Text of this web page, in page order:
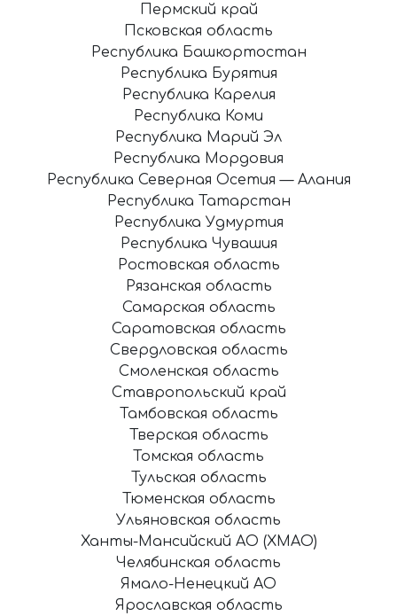
Пермский край
Псковская область
Республика Башкортостан
Республика Бурятия
Республика Карелия
Республика Коми
Республика Марий Эл
Республика Мордовия
Республика Северная Осетия — Алания
Республика Татарстан
Республика Удмуртия
Республика Чувашия
Ростовская область
Рязанская область
Самарская область
Саратовская область
Свердловская область
Смоленская область
Ставропольский край
Тамбовская область
Тверская область
Томская область
Тульская область
Тюменская область
Ульяновская область
Ханты-Мансийский АО (ХМАО)
Челябинская область
Ямало-Ненецкий АО
Ярославская область